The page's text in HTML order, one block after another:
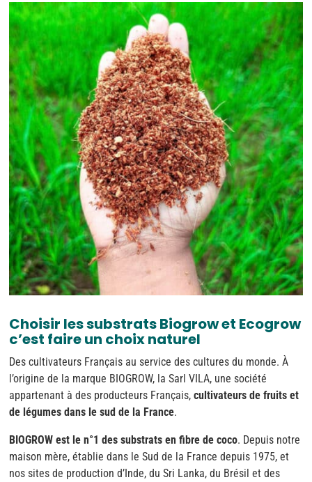
Choisir les substrats Biogrow et Ecogrow
c’est faire un choix naturel
Des cultivateurs Français au service des cultures du monde. À
l’origine de la marque BIOGROW, la Sarl VILA, une société
appartenant à des producteurs Français,cultivateurs de fruits et
de légumes dans le sud de la France.
BIOGROW est le n°1 des substrats en fibre de coco. Depuis notre
maison mère, établie dans le Sud de la France depuis 1975, et
nos sites de production d’Inde, du Sri Lanka, du Brésil et des